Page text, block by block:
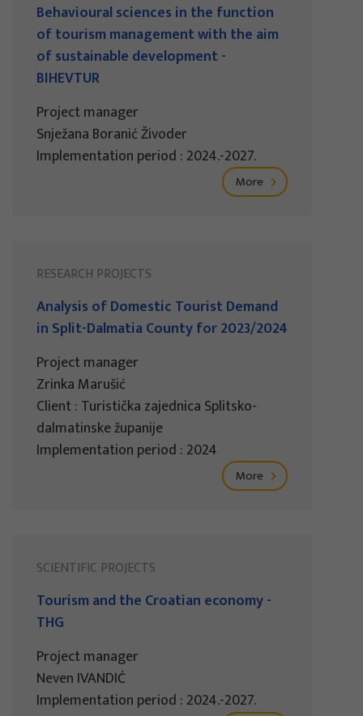
Behavioural sciences in the function
of tourism management with the aim
of sustainable development -
BIHEVTUR
Project manager
Snježana Boranić Živoder
Implementation period : 2024.-2027.
More
RESEARCH PROJECTS
Analysis of Domestic Tourist Demand
in Split-Dalmatia County for 2023/2024
Project manager
Zrinka Marušić
Client : Turistička zajednica Splitsko-
dalmatinske županije
Implementation period : 2024
More
SCIENTIFIC PROJECTS
Tourism and the Croatian economy -
THG
Project manager
Neven IVANDIĆ
Implementation period : 2024.-2027.